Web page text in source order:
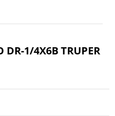
DR-1/4X6B TRUPER